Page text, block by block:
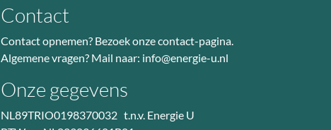
Contact
Contact opnemen? Bezoekonze contact-pagina.
Algemene vragen? Mail naar: info@energie-u.nl
Onze gegevens
NL89TRIO0198370032 t.n.v. Energie U